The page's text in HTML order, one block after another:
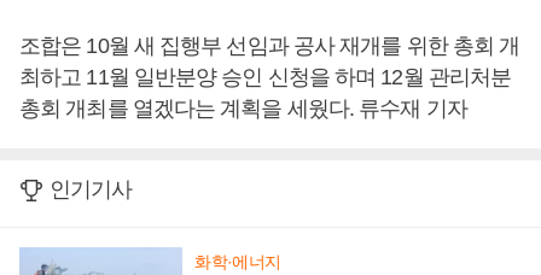
조합은 10월 새 집행부 선임과 공사 재개를 위한 총회 개
최하고 11월 일반분양 승인 신청을 하며 12월 관리처분
총회 개최를 열겠다는 계획을 세웠다. 류수재 기자
인기기사
화학·에너지